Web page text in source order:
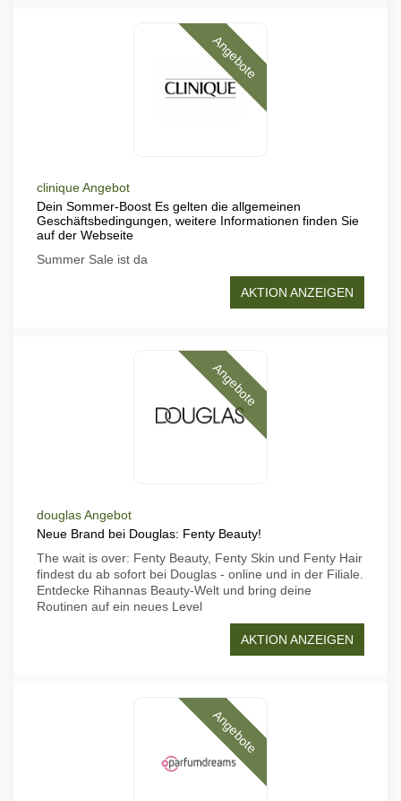
Angebote
clinique Angebot
Dein Sommer-Boost Es gelten die allgemeinen
Geschäftsbedingungen, weitere Informationen finden Sie
auf der Webseite
Summer Sale ist da
AKTION ANZEIGEN
Angebote
douglas Angebot
Neue Brand bei Douglas: Fenty Beauty!
The wait is over: Fenty Beauty, Fenty Skin und Fenty Hair
findest du ab sofort bei Douglas - online und in der Filiale.
Entdecke Rihannas Beauty-Welt und bring deine
Routinen auf ein neues Level
AKTION ANZEIGEN
Angebote